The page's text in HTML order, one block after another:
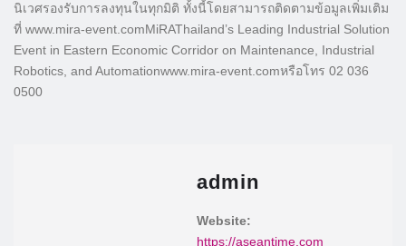
นิเวศรองรับการลงทุนในทุกมิติ ทั้งนี้โดยสามารถติดตามข้อมูลเพิ่มเติม
ที่ www.mira-event.comMiRAThailand’s Leading Industrial Solution
Event in Eastern Economic Corridor on Maintenance, Industrial
Robotics, and Automationwww.mira-event.comหรือโทร 02 036
0500
admin
Website:
https://aseantime.com